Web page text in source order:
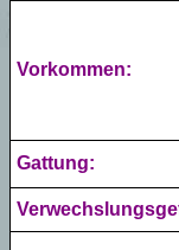
Vorkommen:
Gattung: